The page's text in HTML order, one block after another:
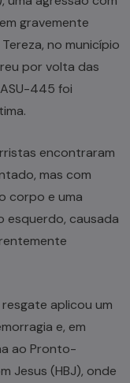
gravemente
no município
por volta das
445 foi
encontraram
mas com
corpo e uma
esquerdo, causada
aplicou um
e, em
ao Pronto-
Jesus (HBJ), onde